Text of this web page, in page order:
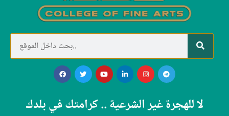
لا للهجرة غير الشرعية .. كرامتك في بلدك